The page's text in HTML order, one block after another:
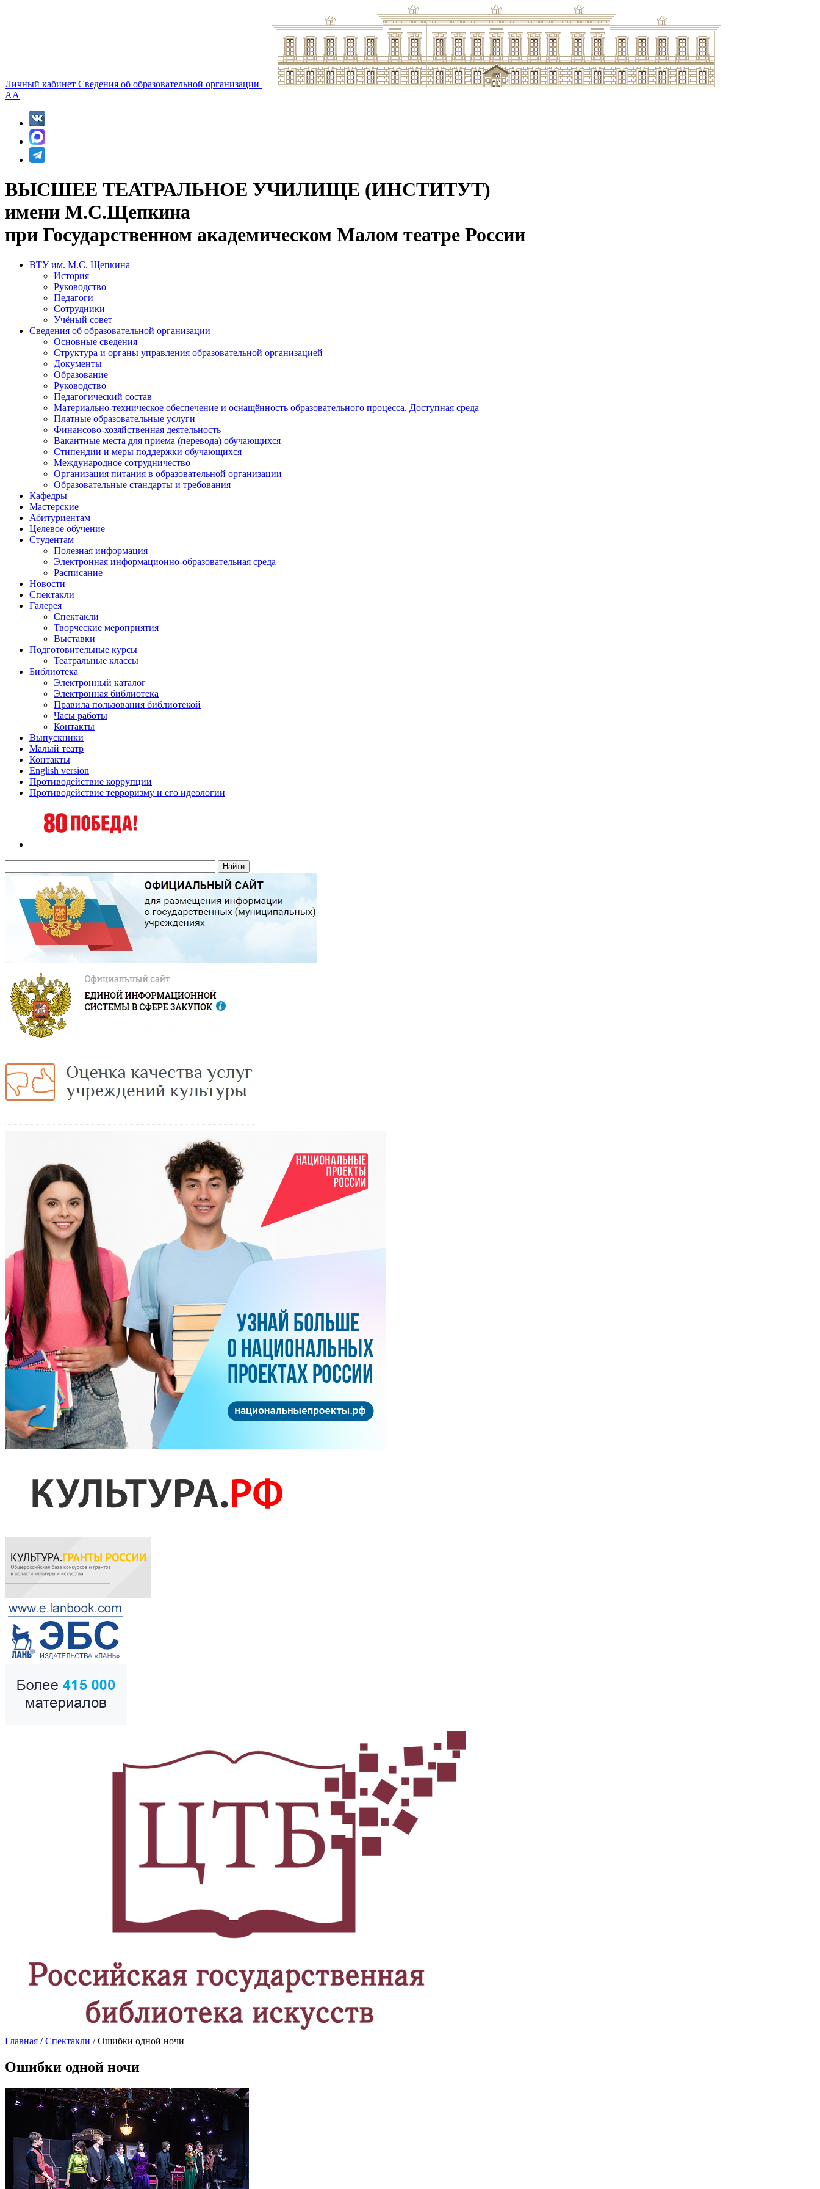
Личный кабинет Сведения об образовательной организации
AA
ВЫСШЕЕ ТЕАТРАЛЬНОЕ УЧИЛИЩЕ (ИНСТИТУТ)
имени М.С.Щепкина
при Государственном академическом Малом театре России
ВТУ им. М.С. Щепкина
История
Руководство
Педагоги
Сотрудники
Учёный совет
Сведения об образовательной организации
Основные сведения
Структура и органы управления образовательной организацией
Документы
Образование
Руководство
Педагогический состав
Материально-техническое обеспечение и оснащённость образовательного процесса. Доступная среда
Платные образовательные услуги
Финансово-хозяйственная деятельность
Вакантные места для приема (перевода) обучающихся
Стипендии и меры поддержки обучающихся
Международное сотрудничество
Организация питания в образовательной организации
Образовательные стандарты и требования
Кафедры
Мастерские
Абитуриентам
Целевое обучение
Студентам
Полезная информация
Электронная информационно-образовательная среда
Расписание
Новости
Спектакли
Галерея
Спектакли
Творческие мероприятия
Выставки
Подготовительные курсы
Театральные классы
Библиотека
Электронный каталог
Электронная библиотека
Правила пользования библиотекой
Часы работы
Контакты
Выпускники
Малый театр
Контакты
English version
Противодействие коррупции
Противодействие терроризму и его идеологии
Главная /Спектакли / Ошибки одной ночи
Ошибки одной ночи